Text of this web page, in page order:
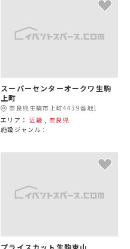
スーパーセンターオークワ生駒
上町
奈良県生駒市上町4439番地1
エリア：近畿
奈良県
施設ジャンル：
プライスカット生駒東山